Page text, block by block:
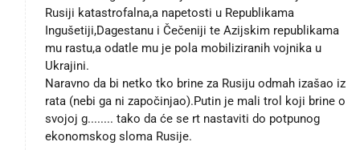
Rusiji katastrofalna,a napetosti u Republikama
Ingušetiji,Dagestanu i Čečeniji te Azijskim republikama
mu rastu,a odatle mu je pola mobiliziranih vojnika u
Ukrajini.
Naravno da bi netko tko brine za Rusiju odmah izašao iz
rata (nebi ga ni započinjao).Putin je mali trol koji brine o
svojoj g........ tako da će se rt nastaviti do potpunog
ekonomskog sloma Rusije.